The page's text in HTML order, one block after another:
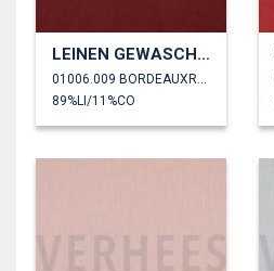
LEINEN GEWASCHEN 170 GM2
89%LI/11%CO